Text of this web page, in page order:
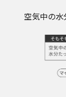
空気中の水